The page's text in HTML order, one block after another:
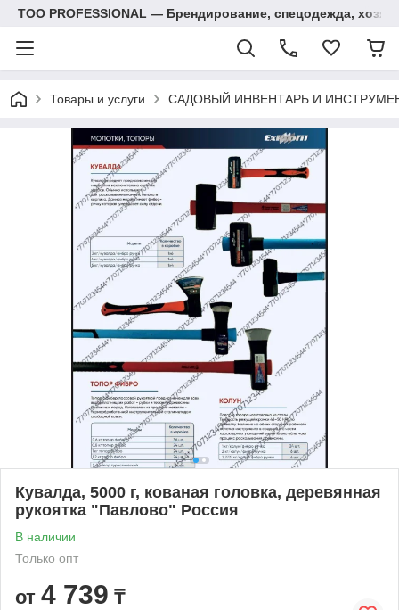
ТОО PROFESSIONAL — Брендирование, спецодежда,
Товары и услуги САДОВЫЙ ИНВЕНТАРЬ И
Кувалда, 5000 г, кованая головка, деревянная
рукоятка "Павлово" Россия
В наличии
Только опт
от 4 739 ₸